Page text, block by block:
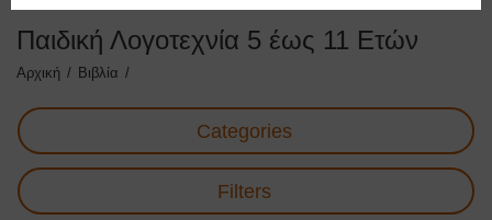
Παιδική Λογοτεχνία 5 έως 11 Ετών
Αρχική / Βιβλία /
Categories
Filters